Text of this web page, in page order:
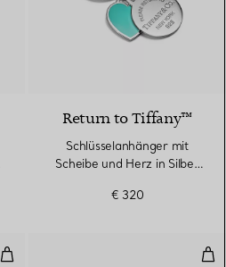
Return to Tiffany™
Schlüsselanhänger mit
Scheibe und Herz in Silber
€ 320
Schlüsselanhänger mit Oval